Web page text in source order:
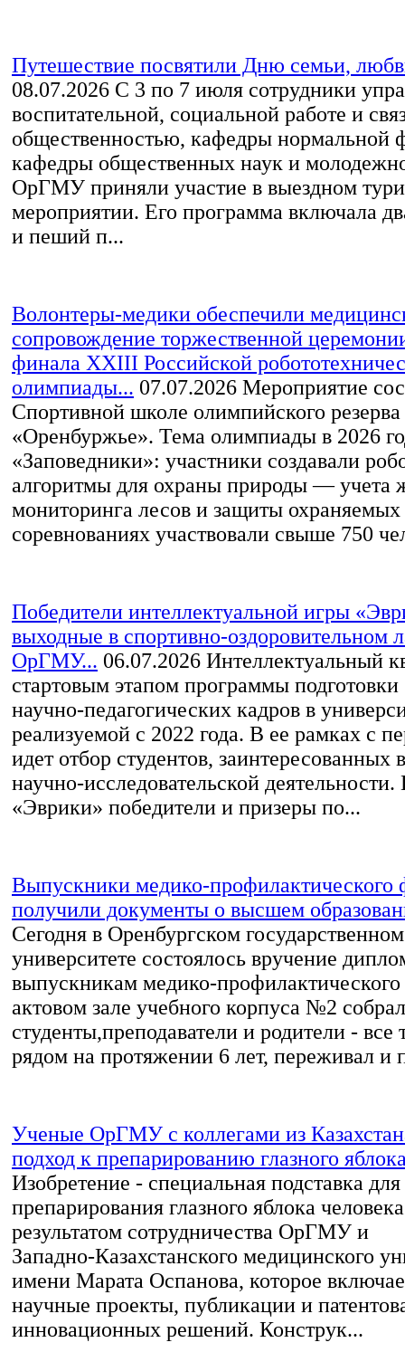
Путешествие посвятили Дню семьи,
08.07.2026 С 3 по 7 июля сотрудники
воспитательной, социальной работе и
общественностью, кафедры нормальной
кафедры общественных наук и
ОрГМУ приняли участие в выездном
мероприятии. Его программа включала
и пеший п...
Волонтеры-медики обеспечили
сопровождение торжественной
финала XXIII Российской
олимпиады... 07.07.2026 Мероприятие
Спортивной школе олимпийского
«Оренбуржье». Тема олимпиады в 2026
«Заповедники»: участники создавали
алгоритмы для охраны природы — учета
мониторинга лесов и защиты
соревнованиях участвовали свыше 750
Победители интеллектуальной игры
выходные в спортивно-оздоровительном
ОрГМУ... 06.07.2026 Интеллектуальный
стартовым этапом программы подготовки
научно‑педагогических кадров в
реализуемой с 2022 года. В ее рамках с
идет отбор студентов, заинтересованных в
научно‑исследовательской
«Эврики» победители и призеры по...
Выпускники медико-профилактического
получили документы о высшем
Сегодня в Оренбургском
университете состоялось вручение
выпускникам медико-профилактического
актовом зале учебного корпуса №2
студенты,преподаватели и родители - все
рядом на протяжении 6 лет, переживал и
Ученые ОрГМУ с коллегами из
подход к препарированию глазного
Изобретение - специальная подставка для
препарирования глазного яблока
результатом сотрудничества ОрГМУ и
Западно‑Казахстанского медицинского
имени Марата Оспанова, которое
научные проекты, публикации и
инновационных решений. Конструк...